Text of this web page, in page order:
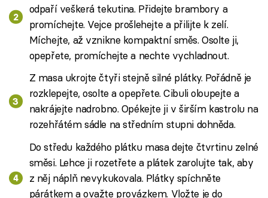
odpaří veškerá tekutina. Přidejte brambory a
promíchejte. Vejce prošlehejte a přilijte k zelí.
Míchejte, až vznikne kompaktní směs. Osolte ji,
opepřete, promíchejte a nechte vychladnout.
Z masa ukrojte čtyři stejně silné plátky. Pořádně je
rozklepejte, osolte a opepřete. Cibuli oloupejte a
nakrájejte nadrobno. Opékejte ji v širším kastrolu na
rozehřátém sádle na středním stupni dohněda.
Do středu každého plátku masa dejte čtvrtinu zelné
směsi. Lehce ji rozetřete a plátek zarolujte tak, aby
z něj náplň nevykukovala. Plátky spíchněte
párátkem a ovažte provázkem. Vložte je do